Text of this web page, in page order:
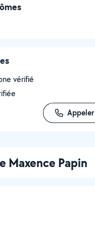
vérifié
Appeler
Maxence Papin